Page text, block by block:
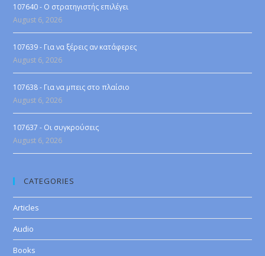
107640 - Ο στρατηγιστής επιλέγει
August 6, 2026
107639 - Για να ξέρεις αν κατάφερες
August 6, 2026
107638 - Για να μπεις στο πλαίσιο
August 6, 2026
107637 - Οι συγκρούσεις
August 6, 2026
CATEGORIES
Articles
Audio
Books